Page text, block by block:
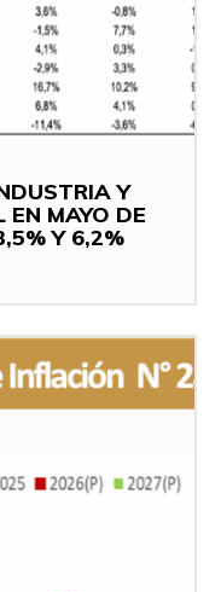
Y
EN MAYO DE
Y 6,2%